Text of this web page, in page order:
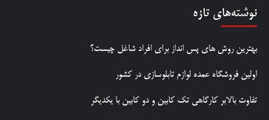
نوشته‌های تازه
بهترین روش‌ های پس‌ انداز برای افراد شاغل چیست؟
اولین فروشگاه عمده لوازم تابلوسازی در کشور
تفاوت بالابر کارگاهی تک کابین و دو کابین با یکدیگر